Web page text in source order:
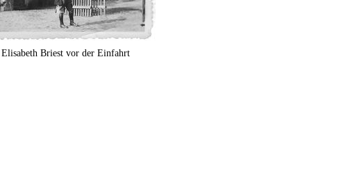
Briest vor der Einfahrt